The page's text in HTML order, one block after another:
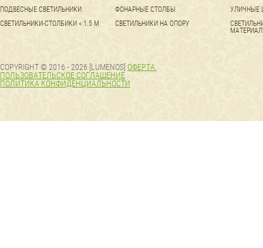
ПОДВЕСНЫЕ СВЕТИЛЬНИКИ
СВЕТИЛЬНИКИ-СТОЛБИКИ < 1.5 М
ФОНАРНЫЕ СТОЛБЫ
СВЕТИЛЬНИКИ НА ОПОРУ
УЛИЧНЫЕ
COPYRIGHT © 2016 - 2026 [LUMENOS] ОФЕРТА.
ПОЛЬЗОВАТЕЛЬСКОЕ СОГЛАШЕНИЕ
ПОЛИТИКА КОНФИДЕНЦИАЛЬНОСТИ